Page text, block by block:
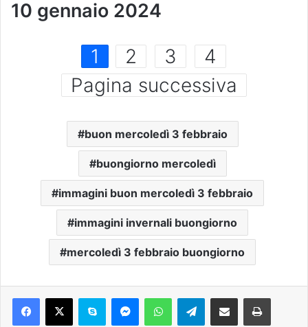
10 gennaio 2024
1 2 3
4
Pagina successiva
buon mercoledì 3 febbraio
buongiorno mercoledì
immagini buon mercoledì 3 febbraio
immagini invernali buongiorno
mercoledì 3 febbraio buongiorno